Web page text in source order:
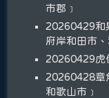
市郡﹞
20260429和
府岸和田市
20260429虎
20260428章
和歌山市﹞